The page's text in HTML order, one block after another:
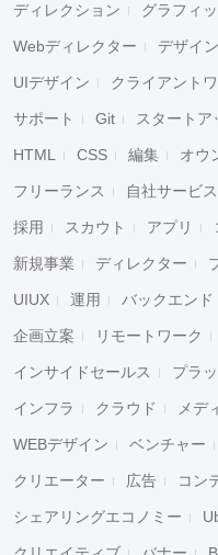
ディレクション グラフィ
Webディレクター デザイン
UIデザイン クライアント
サポート Git スタートア
HTML CSS 編集 オウ
フリーランス 自社サービス
採用 スカウト アプリ
新規事業 ディレクター
UIUX 運用 バックエンド
企画立案 リモートワーク
インサイドセールス プラ
インフラ クラウド メデ
WEBデザイン ベンチャー
クリエーター 広告 コン
シェアリングエコノミー